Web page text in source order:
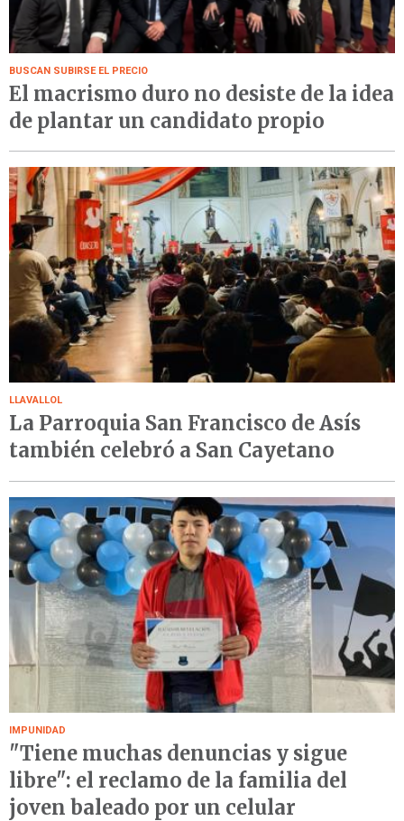
BUSCAN SUBIRSE EL PRECIO
El macrismo duro no desiste de la idea
de plantar un candidato propio
LLAVALLOL
La Parroquia San Francisco de Asís
también celebró a San Cayetano
IMPUNIDAD
"Tiene muchas denuncias y sigue
libre": el reclamo de la familia del
joven baleado por un celular